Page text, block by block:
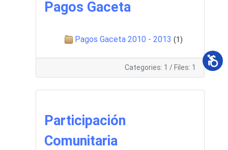
Pagos Gaceta
Pagos Gaceta 2010 - 2013 (1)
Categories: 1 / Files: 1
Participación
Comunitaria